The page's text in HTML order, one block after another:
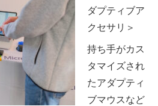
ダプティブア
クセサリ＞
持ち手がカス
タマイズされ
たアダプティ
ブマウスなど